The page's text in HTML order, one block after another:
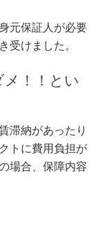
元保証人が必要
受けました。
！！とい
滞納があったり
トに費用負担が
場合、保障内容